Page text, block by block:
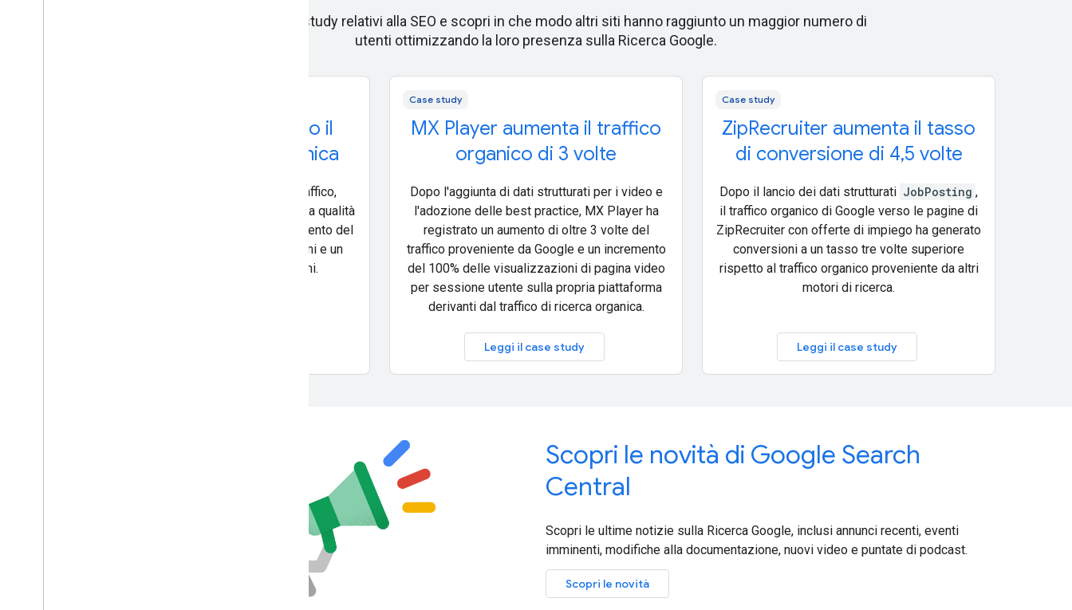
Analizza i case study relativi alla SEO e scopri in che modo altri siti hanno raggiunto un maggior numero di
utenti ottimizzando la loro presenza sulla Ricerca Google.
Saramin ha raddoppiato il
traffico di ricerca organica
Oltre a registrare un aumento del traffico,
Saramin ha avuto un miglioramento della qualità
del traffico. Abbiamo registrato un aumento del
93% nel numero di nuove registrazioni e un
aumento del 9% delle conversioni.
Case study
MX Player aumenta il traffico
organico di 3 volte
Dopo l'aggiunta di dati strutturati per i video e
l'adozione delle best practice, MX Player ha
registrato un aumento di oltre 3 volte del
traffico proveniente da Google e un incremento
del 100% delle visualizzazioni di pagina video
per sessione utente sulla propria piattaforma
derivanti dal traffico di ricerca organica.
Leggi il case study
Case study
ZipRecruiter aumenta il tasso
di conversione di 4,5 volte
Dopo il lancio dei dati strutturati JobPosting ,
il traffico organico di Google verso le pagine di
ZipRecruiter con offerte di impiego ha generato
conversioni a un tasso tre volte superiore
rispetto al traffico organico proveniente da altri
motori di ricerca.
Leggi il case study
Scopri le novità di Google Search
Central
Scopri le ultime notizie sulla Ricerca Google, inclusi annunci recenti, eventi
imminenti, modifiche alla documentazione, nuovi video e puntate di podcast.
Scopri le novità